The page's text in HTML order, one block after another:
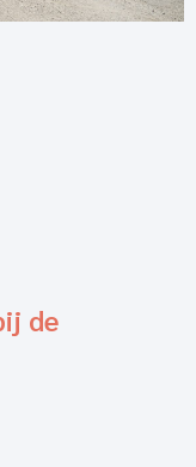
de